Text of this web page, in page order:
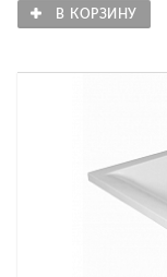
В КОРЗИНУ